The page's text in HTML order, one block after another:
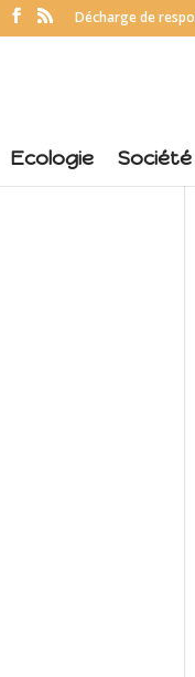
Décharge de
Ecologie Société